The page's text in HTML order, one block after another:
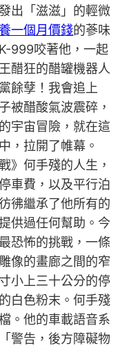
出「滋滋」的輕微
一個月價錢的蔘味
999咬著他，一起
醋狂的醋罐機器人
餘孽！我會追上
被醋酸氣波震碎，
宇宙冒險，就在這
，拉開了帷幕。
》何手殘的人生，
車費，以及平行泊
彿繼承了他所有的
供過任何幫助。今
恐怖的挑戰，一條
像的畫廊之間的窄
小上三十公分的停
白色粉末。何手殘
。他的車載語音系
警告，後方障礙物